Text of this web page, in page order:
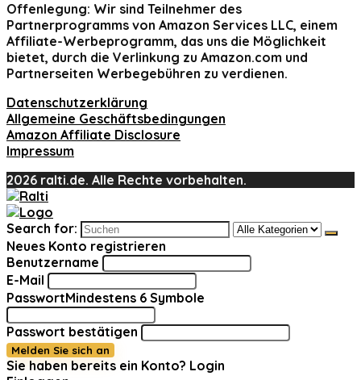
Offenlegung: Wir sind Teilnehmer des
Partnerprogramms von Amazon Services LLC, einem
Affiliate-Werbeprogramm, das uns die Möglichkeit
bietet, durch die Verlinkung zu Amazon.com und
Partnerseiten Werbegebühren zu verdienen.
Datenschutzerklärung
Allgemeine Geschäftsbedingungen
Amazon Affiliate Disclosure
Impressum
2026 ralti.de. Alle Rechte vorbehalten.
Search for:
Neues Konto registrieren
Benutzername
E-Mail
PasswortMindestens 6 Symbole
Passwort bestätigen
Melden Sie sich an
Sie haben bereits ein Konto? Login